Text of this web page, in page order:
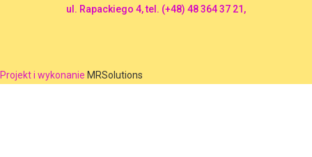
ul. Rapackiego 4, tel. (+48) 48 364 37 21,
Projekt i wykonanie MRSolutions